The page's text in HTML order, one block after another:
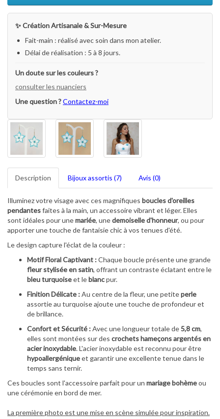
✨ Création Artisanale & Sur-Mesure
Fait-main : réalisé avec soin dans mon atelier.
Délai de réalisation : 5 à 8 jours.
Un doute sur les couleurs ?
consulter les nuanciers
Une question ?Contactez-moi
Description Bijoux assortis (7) Avis (0)
Illuminez votre visage avec ces magnifiques boucles d'oreilles
pendantesfaites à la main, un accessoire vibrant et léger. Elles
sont idéales pour unemariée, unedemoiselle d'honneur, ou pour
apporter une touche de fantaisie chic à vos tenues d'été.
Le design capture l'éclat de la couleur :
Motif Floral Captivant :Chaque boucle présente une grande
fleur stylisée en satin, offrant un contraste éclatant entre le
bleu turquoiseet leblancpur.
Finition Délicate :Au centre de la fleur, une petiteperle
assortie au turquoise ajoute une touche de profondeur et
de brillance.
Confort et Sécurité :Avec une longueur totale de5,8 cm,
elles sont montées sur des crochets hameçons argentés en
acier inoxydable. L'acier inoxydable est reconnu pour être
hypoallergéniqueet garantir une excellente tenue dans le
temps sans ternir.
Ces boucles sont l'accessoire parfait pour un mariage bohèmeou
une cérémonie en bord de mer.
La première photo est une mise en scène simulée pour inspiration.